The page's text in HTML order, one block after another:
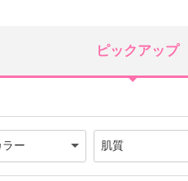
ピックアップ